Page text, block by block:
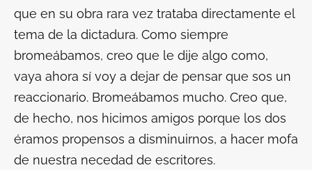
que en su obra rara vez trataba directamente el
tema de la dictadura. Como siempre
bromeábamos, creo que le dije algo como,
vaya ahora sí voy a dejar de pensar que sos un
reaccionario. Bromeábamos mucho. Creo que,
de hecho, nos hicimos amigos porque los dos
éramos propensos a disminuirnos, a hacer mofa
de nuestra necedad de escritores.